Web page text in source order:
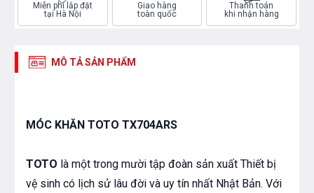
Miễn phí lắp đặt
tại Hà Nội
Giao hàng
toàn quốc
Thanh toán
khi nhận hàng
MÔ TẢ SẢN PHẨM
MÓC KHĂN TOTO TX704ARS
TOTO là một trong mười tập đoàn sản xuất Thiết bị
vệ sinh có lịch sử lâu đời và uy tín nhất Nhật Bản. Với